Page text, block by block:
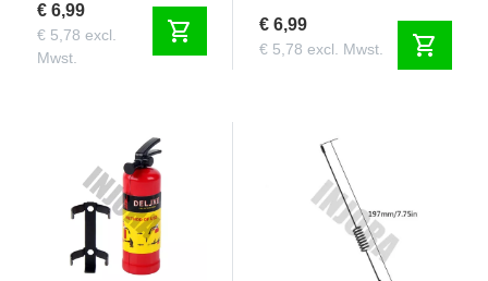
€ 6,99
€ 5,78 excl.
Mwst.
shopping_cart € 6,99
€ 5,78 excl. Mwst. shopping_cart